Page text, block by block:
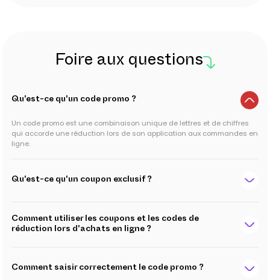
Foire aux questions
Qu'est-ce qu'un code promo ?
Un code promo est une combinaison unique de lettres et de chiffres
qui accorde une réduction lors de son application aux commandes en
ligne.
Qu'est-ce qu'un coupon exclusif ?
Comment utiliser les coupons et les codes de
réduction lors d'achats en ligne ?
Comment saisir correctement le code promo ?